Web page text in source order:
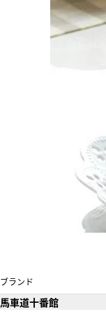
ブランド
馬車道十番館